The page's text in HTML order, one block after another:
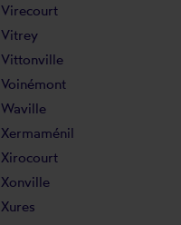
Virecourt
Vitrey
Vittonville
Voinémont
Waville
Xermaménil
Xirocourt
Xonville
Xures